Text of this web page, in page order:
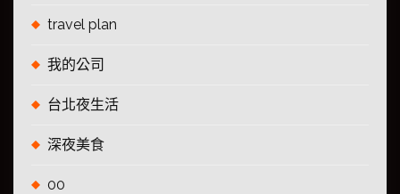
travel plan
我的公司
台北夜生活
深夜美食
00